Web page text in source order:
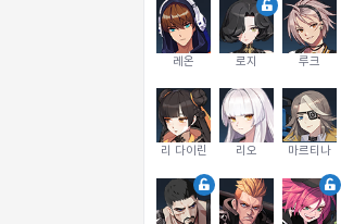
레온 로지 루크
리 다이린 리오 마르티나